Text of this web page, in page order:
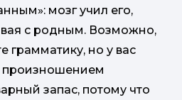
мозг учил его,
с родным. Возможно,
грамматику, но у вас
произношением
запас, потому что